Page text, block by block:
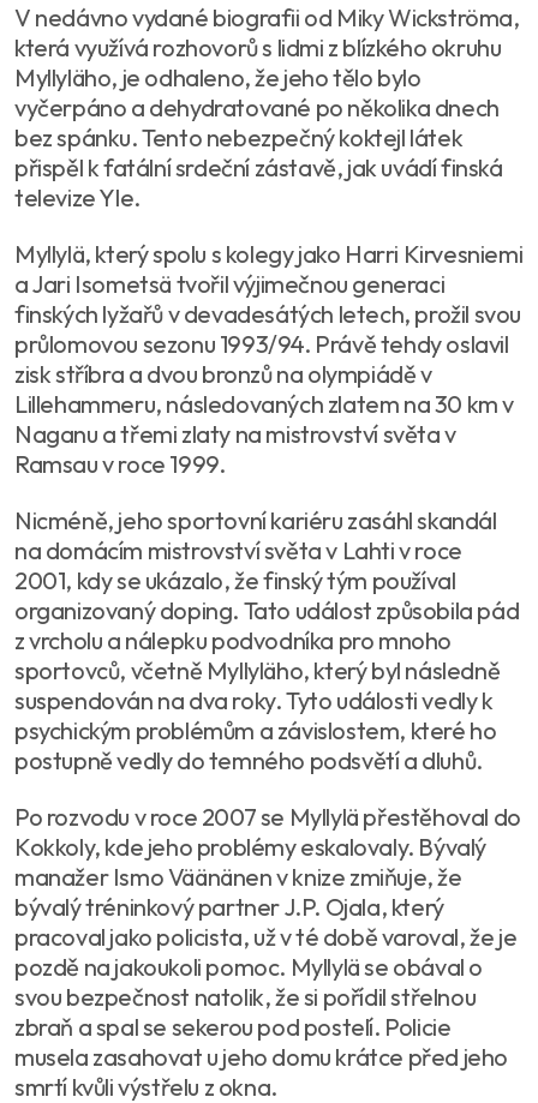
V nedávno vydané biografii od Miky Wickströma,
která využívá rozhovorů s lidmi z blízkého okruhu
Myllyläho, je odhaleno, že jeho tělo bylo
vyčerpáno a dehydratované po několika dnech
bez spánku. Tento nebezpečný koktejl látek
přispěl k fatální srdeční zástavě, jak uvádí finská
televize Yle.
Myllylä, který spolu s kolegy jako Harri Kirvesniemi
a Jari Isometsä tvořil výjimečnou generaci
finských lyžařů v devadesátých letech, prožil svou
průlomovou sezonu 1993/94. Právě tehdy oslavil
zisk stříbra a dvou bronzů na olympiádě v
Lillehammeru, následovaných zlatem na 30 km v
Naganu a třemi zlaty na mistrovství světa v
Ramsau v roce 1999.
Nicméně, jeho sportovní kariéru zasáhl skandál
na domácím mistrovství světa v Lahti v roce
2001, kdy se ukázalo, že finský tým používal
organizovaný doping. Tato událost způsobila pád
z vrcholu a nálepku podvodníka pro mnoho
sportovců, včetně Myllyläho, který byl následně
suspendován na dva roky. Tyto události vedly k
psychickým problémům a závislostem, které ho
postupně vedly do temného podsvětí a dluhů.
Po rozvodu v roce 2007 se Myllylä přestěhoval do
Kokkoly, kde jeho problémy eskalovaly. Bývalý
manažer Ismo Väänänen v knize zmiňuje, že
bývalý tréninkový partner J.P. Ojala, který
pracoval jako policista, už v té době varoval, že je
pozdě na jakoukoli pomoc. Myllylä se obával o
svou bezpečnost natolik, že si pořídil střelnou
zbraň a spal se sekerou pod postelí. Policie
musela zasahovat u jeho domu krátce před jeho
smrtí kvůli výstřelu z okna.